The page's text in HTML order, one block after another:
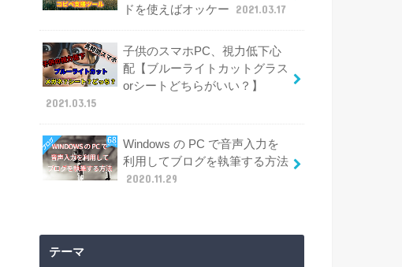
ドを使えばオッケー
2021.03.17
子供のスマホPC、視力低下心
配【ブルーライトカットグラス
orシートどちらがいい？】
2021.03.15
Windows の PC で音声入力を
利用してブログを執筆する方法
2020.11.29
テーマ